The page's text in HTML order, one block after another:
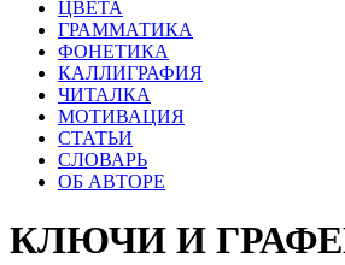
ЦВЕТА
ГРАММАТИКА
ФОНЕТИКА
КАЛЛИГРАФИЯ
ЧИТАЛКА
МОТИВАЦИЯ
СТАТЬИ
СЛОВАРЬ
ОБ АВТОРЕ
КЛЮЧИ И